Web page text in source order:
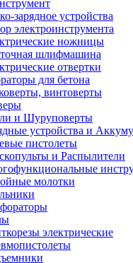
зарядное устройства
электроинструмента
ножницы
шлифмашина
отвертки
для бетона
винтоверты
и Шуруповерты
устройства и
пистолеты
и Распылители
молотки
электрические